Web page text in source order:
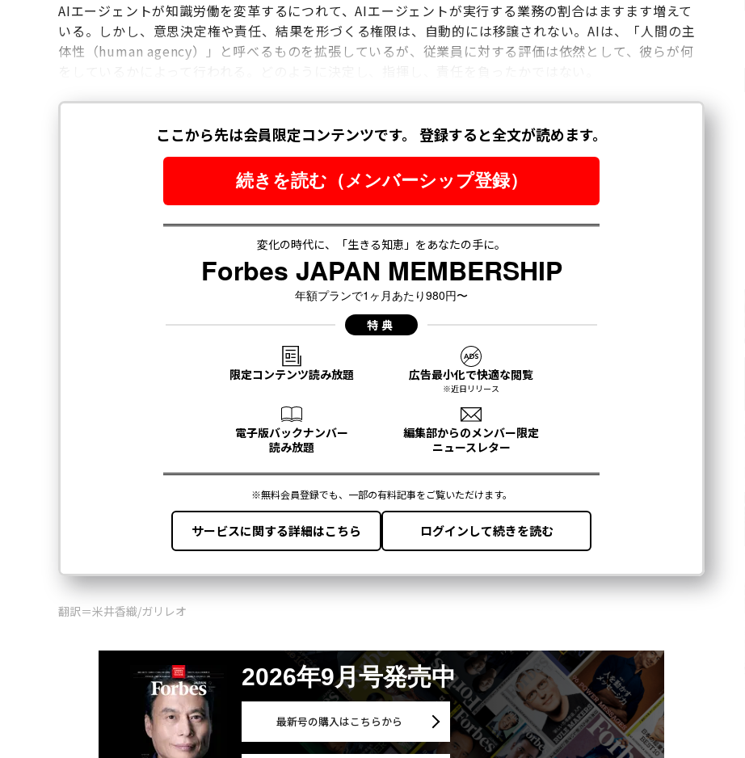
AIエージェントが知識労働を変革するにつれて、AIエージェントが実行する業務の割合はますます増えて
いる。しかし、意思決定権や責任、結果を形づくる権限は、自動的には移譲されない。AIは、「人間の主
体性（human agency）」と呼べるものを拡張しているが、従業員に対する評価は依然として、彼らが何
翻訳＝米井香織/ガリレオ
2026年9月号発売中
最新号の購入はこちらから